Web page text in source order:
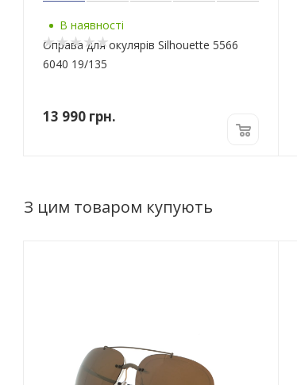
В наявності
Оправа для окулярів Silhouette 5566
6040 19/135
13 990 грн.
З цим товаром купують